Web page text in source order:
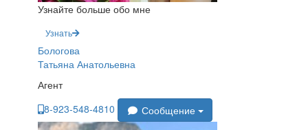
Узнайте больше обо мне
Узнать
Бологова
Татьяна Анатольевна
Агент
8-923-548-4810
Сообщение